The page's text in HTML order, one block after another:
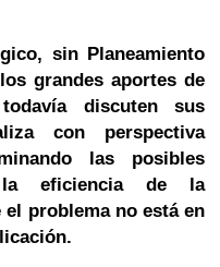
sin Planeamiento
grandes aportes de
discuten sus
con perspectiva
las posibles
la eficiencia de la
problema no está en